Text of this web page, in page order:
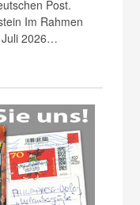
Post.
Im Rahmen
Juli 2026…